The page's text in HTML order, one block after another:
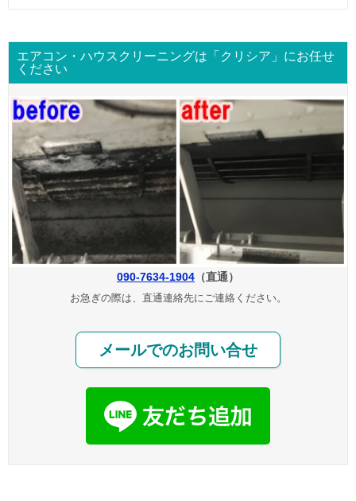
エアコン・ハウスクリーニングは「クリシア」にお任せ
ください
090-7634-1904 （直通）
お急ぎの際は、直通連絡先にご連絡ください。
メールでのお問い合せ